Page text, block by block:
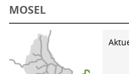
MOSEL